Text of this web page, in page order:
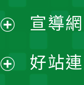
開
宣導
好站